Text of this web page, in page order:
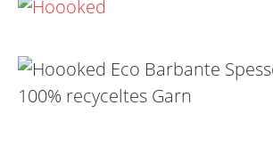
Bildergalerie überspringen